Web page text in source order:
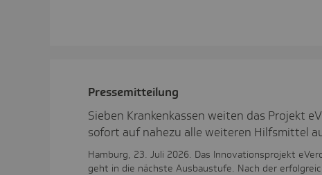
Pres­se­mit­tei­lung
Sieben Krankenkassen weiten das Projekt
sofort auf nahezu alle weiteren Hilfsmittel
Hamburg, 23. Juli 2026. Das Innovationsprojekt
geht in die nächste Ausbaustufe. Nach der